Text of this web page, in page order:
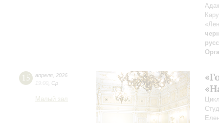
15 апреля 2026
19:00 Ср
Малый зал